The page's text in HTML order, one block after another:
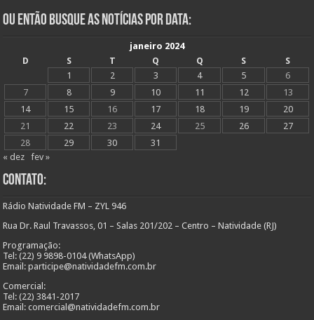
Ou Então Busque as Notícias Por Data:
janeiro 2024
D
S T Q Q S
S
1
2 3 4 5
6
7
8 9 10 11 12
13
14
15 16 17 18 19
20
21
22 23 24 25 26
27
28
29 30
31
« dez
fev »
Contato:
Rádio Natividade FM – ZYL 946
Rua Dr. Raul Travassos, 01 – Salas 201/202 – Centro – Natividade (RJ)
Programação:
Tel: (22) 9 9898-0104 (WhatsApp)
Email: participe@natividadefm.com.br
Comercial:
Tel: (22) 3841-2017
Email: comercial@natividadefm.com.br